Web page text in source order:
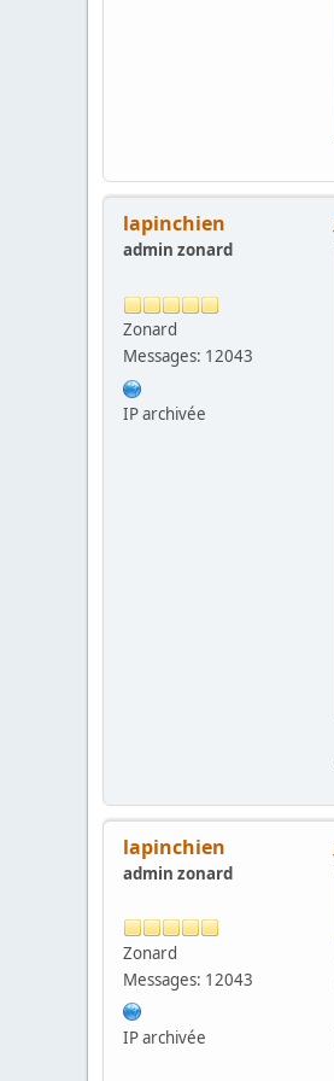
lapinchien
admin zonard
Zonard
Messages: 12043
IP archivée
lapinchien
admin zonard
Zonard
Messages: 12043
IP archivée